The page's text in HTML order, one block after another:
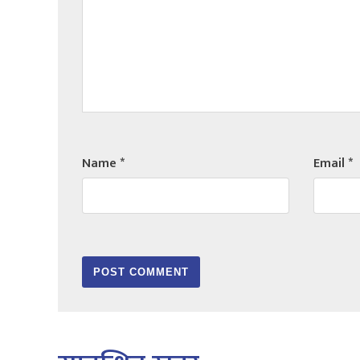
Name* Email*